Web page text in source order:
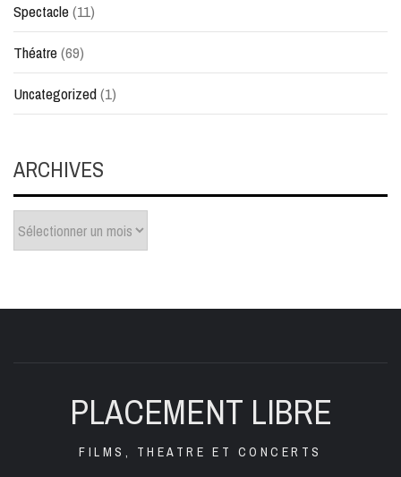
Spectacle(11)
Théatre(69)
Uncategorized(1)
ARCHIVES
PLACEMENT LIBRE
FILMS, THEATRE ET CONCERTS